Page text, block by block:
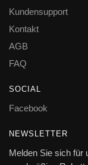
Kundensupport
Kontakt
AGB
FAQ
SOCIAL
Facebook
NEWSLETTER
Melden Sie sich für